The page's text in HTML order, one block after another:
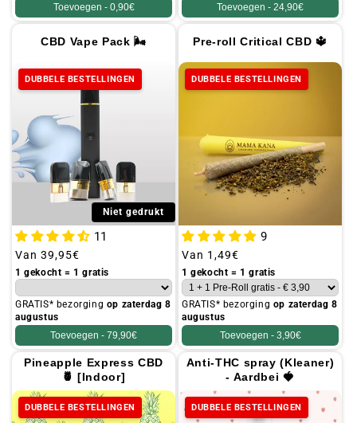
Toevoegen - 0,90€
Toevoegen - 24,90€
CBD Vape Pack 🌬️
DUBBELE BESTELLINGEN
Niet gedrukt
11
Gebruikelijke
prijs
Van 39,95€
1 gekocht = 1 gratis
GRATIS* bezorging op zaterdag 8
augustus
Toevoegen - 79,90€
Pre-roll Critical CBD 🔱
DUBBELE BESTELLINGEN
9
Gebruikelijke
prijs
Van 1,49€
1 gekocht = 1 gratis
GRATIS* bezorging op zaterdag 8
augustus
Toevoegen - 3,90€
Pineapple Express CBD
🍍 [Indoor]
DUBBELE BESTELLINGEN
Anti-THC spray (Kleaner)
- Aardbei 🍓
DUBBELE BESTELLINGEN